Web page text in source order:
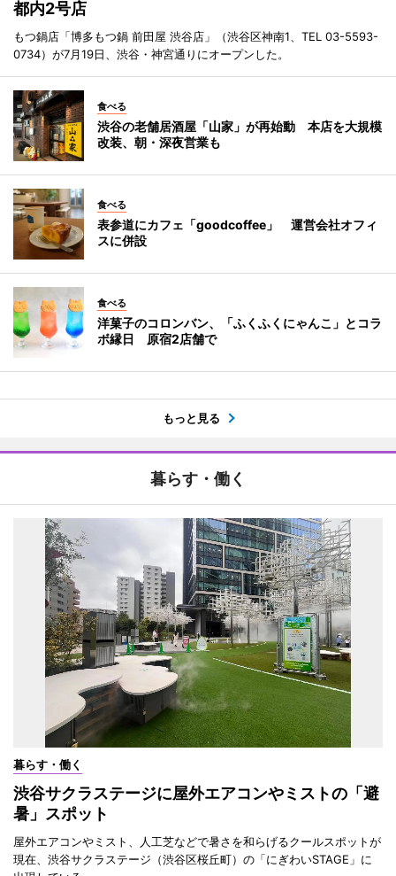
都内2号店
もつ鍋店「博多もつ鍋 前田屋 渋谷店」（渋谷区神南1、TEL 03-5593-
0734）が7月19日、渋谷・神宮通りにオープンした。
食べる
渋谷の老舗居酒屋「山家」が再始動 本店を大規模
改装、朝・深夜営業も
食べる
表参道にカフェ「goodcoffee」 運営会社オフィ
スに併設
食べる
洋菓子のコロンバン、「ふくふくにゃんこ」とコラ
ボ縁日 原宿2店舗で
もっと見る
暮らす・働く
暮らす・働く
渋谷サクラステージに屋外エアコンやミストの「避
暑」スポット
屋外エアコンやミスト、人工芝などで暑さを和らげるクールスポットが
現在、渋谷サクラステージ（渋谷区桜丘町）の「にぎわいSTAGE」に